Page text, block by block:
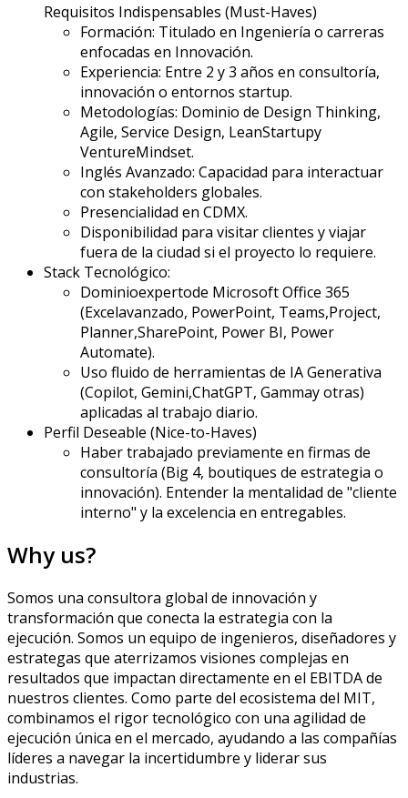
Requisitos Indispensables (Must-Haves)
Formación: Titulado en Ingeniería o carreras
enfocadas en Innovación.
Experiencia: Entre 2 y 3 años en consultoría,
innovación o entornos startup.
Metodologías: Dominio de Design Thinking,
Agile, Service Design, LeanStartupy
VentureMindset.
Inglés Avanzado: Capacidad para interactuar
con stakeholders globales.
Presencialidad en CDMX.
Disponibilidad para visitar clientes y viajar
fuera de la ciudad si el proyecto lo requiere.
Stack Tecnológico:
Dominioexpertode Microsoft Office 365
(Excelavanzado, PowerPoint, Teams,Project,
Planner,SharePoint, Power BI, Power
Automate).
Uso fluido de herramientas de IA Generativa
(Copilot, Gemini,ChatGPT, Gammay otras)
aplicadas al trabajo diario.
Perfil Deseable (Nice-to-Haves)
Haber trabajado previamente en firmas de
consultoría (Big 4, boutiques de estrategia o
innovación). Entender la mentalidad de "cliente
interno" y la excelencia en entregables.
Why us?
Somos una consultora global de innovación y
transformación que conecta la estrategia con la
ejecución. Somos un equipo de ingenieros, diseñadores y
estrategas que aterrizamos visiones complejas en
resultados que impactan directamente en el EBITDA de
nuestros clientes. Como parte del ecosistema del MIT,
combinamos el rigor tecnológico con una agilidad de
ejecución única en el mercado, ayudando a las compañías
líderes a navegar la incertidumbre y liderar sus
industrias.